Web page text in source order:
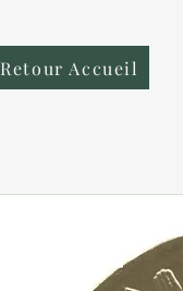
Retour Accueil